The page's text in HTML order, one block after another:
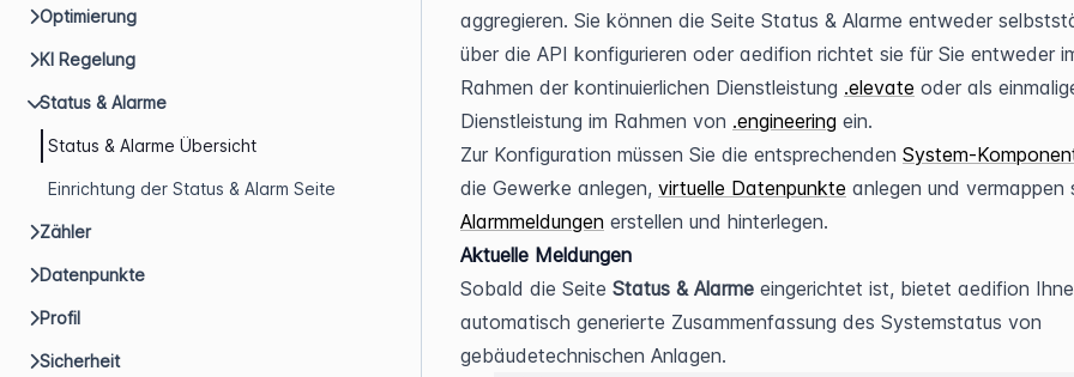
Optimierung
KI Regelung
Status & Alarme
Status & Alarme Übersicht
Einrichtung der Status & Alarm Seite
Zähler
Datenpunkte
Profil
Sicherheit
aggregieren. Sie können die Seite Status & Alarme entweder
über die API konfigurieren oder aedifion richtet sie für Sie entweder
Rahmen der kontinuierlichen Dienstleistung .elevate oder als
Dienstleistung im Rahmen von .engineering ein.
Zur Konfiguration müssen Sie die entsprechenden System-
die Gewerke anlegen, virtuelle Datenpunkte
Alarmmeldungen erstellen und hinterlegen.
Aktuelle Meldungen
Sobald die Seite Status & Alarme eingerichtet ist, bietet aedifion
automatisch generierte Zusammenfassung des Systemstatus von
gebäudetechnischen Anlagen.